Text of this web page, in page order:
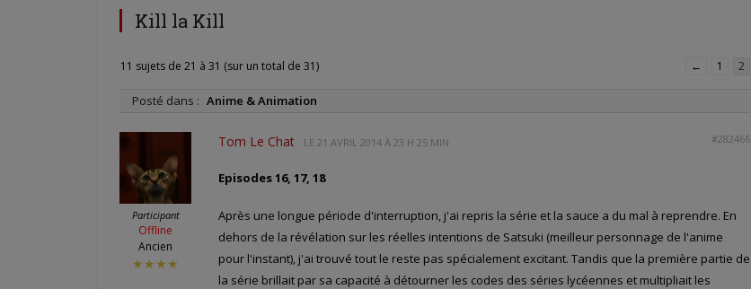
Kill la Kill
11 sujets de 21 à 31 (sur un total de 31) ← 1 2
Posté dans : Anime & Animation
Participant
Offline
Ancien
★★★★
Tom Le Chat LE 21 AVRIL 2014 À 23 H 25 MIN #282466
Episodes 16, 17, 18
Après une longue période d'interruption, j'ai repris la série et la sauce a du mal à reprendre. En
dehors de la révélation sur les réelles intentions de Satsuki (meilleur personnage de l'anime
pour l'instant), j'ai trouvé tout le reste pas spécialement excitant. Tandis que la première partie de
la série brillait par sa capacité à détourner les codes des séries lycéennes et multipliait les